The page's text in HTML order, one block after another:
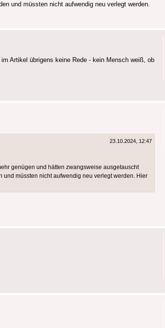
und müssten nicht aufwendig neu verlegt werden.
Artikel übrigens keine Rede - kein Mensch weiß, ob
23.10.2024, 12:47
genügen und hätten zwangsweise ausgetauscht
müssten nicht aufwendig neu verlegt werden. Hier